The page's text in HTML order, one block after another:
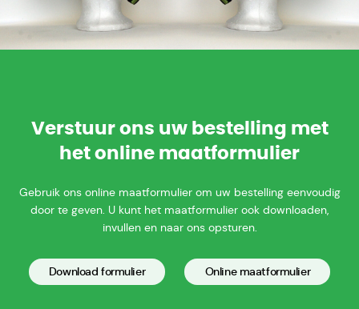
Verstuur ons uw bestelling met
het online maatformulier
Gebruik ons online maatformulier om uw bestelling eenvoudig
door te geven. U kunt het maatformulier ook downloaden,
invullen en naar ons opsturen.
Download formulier Online maatformulier